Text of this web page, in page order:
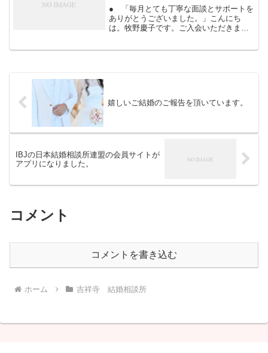
● 「毎月とても丁寧な面談とサポートを
ありがとうございました。」こんにち
は。牧野慶子です。ご入会いただきます
嬉しいご結婚のご報告を頂いています。
IBJの日本結婚相談所連盟の会員サイトが
アプリになりました。
コメント
コメントを書き込む
ホーム 吉祥寺 結婚相談所